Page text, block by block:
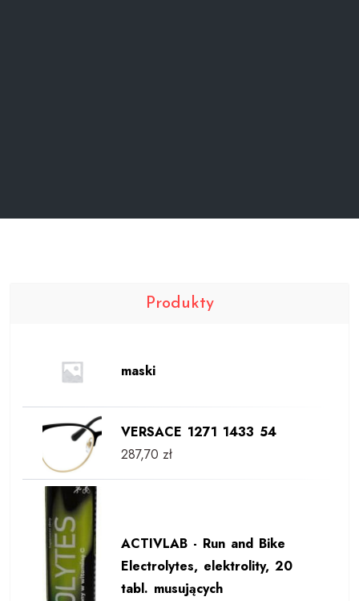
Produkty
maski
VERSACE 1271 1433 54
287,70 zł
ACTIVLAB - Run and Bike
Electrolytes, elektrolity, 20
tabl. musujących